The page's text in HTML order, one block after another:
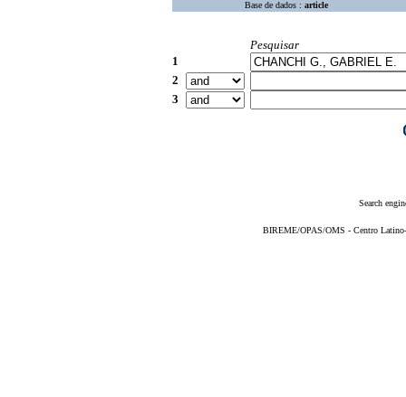
Base de dados : article
Pesquisar
1
2
3
Search
BIREME/OPAS/OMS - Centro Latino-